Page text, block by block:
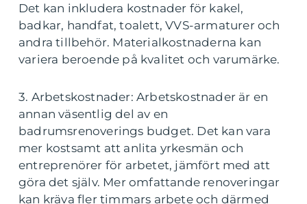
Det kan inkludera kostnader för kakel,
badkar, handfat, toalett, VVS-armaturer och
andra tillbehör. Materialkostnaderna kan
variera beroende på kvalitet och varumärke.
3. Arbetskostnader: Arbetskostnader är en
annan väsentlig del av en
badrumsrenoverings budget. Det kan vara
mer kostsamt att anlita yrkesmän och
entreprenörer för arbetet, jämfört med att
göra det själv. Mer omfattande renoveringar
kan kräva fler timmars arbete och därmed